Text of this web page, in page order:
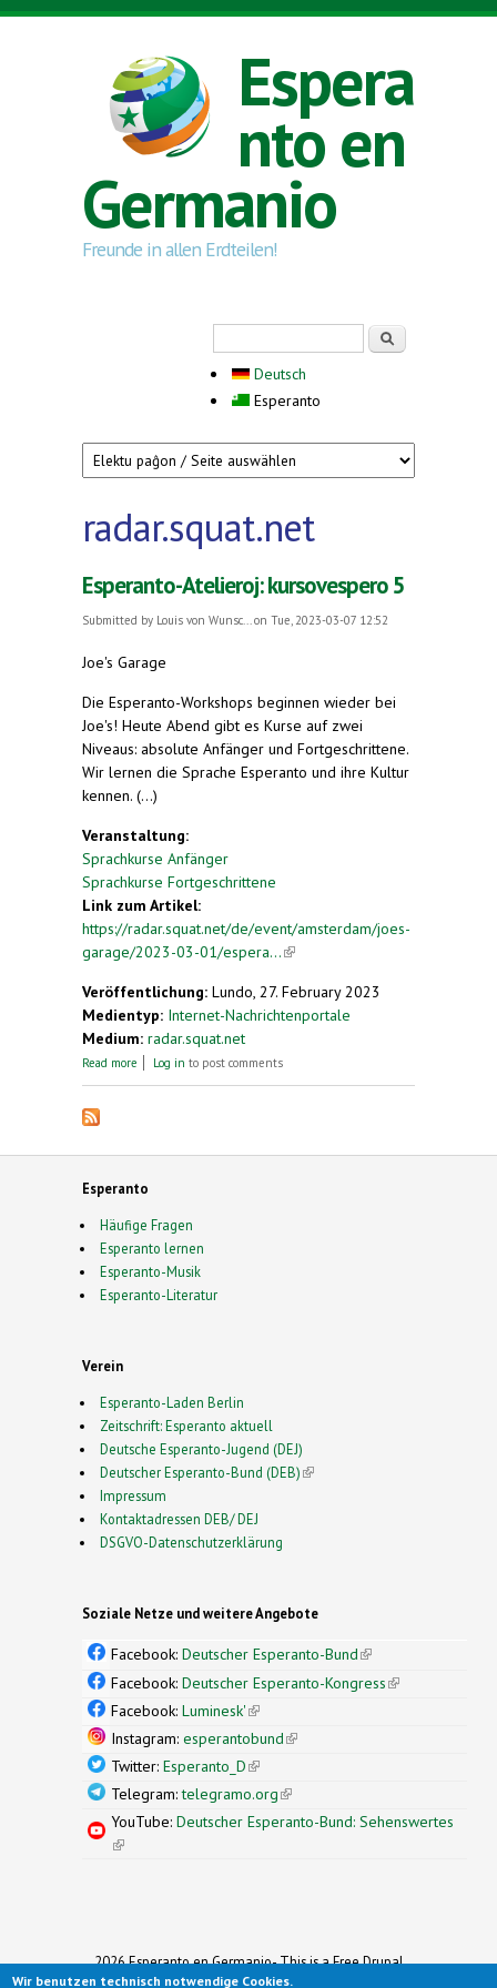
Skip to main content
Espera
nto en
Germanio
Freunde in allen Erdteilen!
Deutsch
Esperanto
radar.squat.net
Esperanto-Atelieroj: kursovespero 5
Submitted by Louis von Wunsc... on Tue, 2023-03-07 12:52
Joe's Garage
Die Esperanto-Workshops beginnen wieder bei
Joe's! Heute Abend gibt es Kurse auf zwei
Niveaus: absolute Anfänger und Fortgeschrittene.
Wir lernen die Sprache Esperanto und ihre Kultur
kennen. (...)
Veranstaltung:
Sprachkurse Anfänger
Sprachkurse Fortgeschrittene
Link zum Artikel:
https://radar.squat.net/de/event/amsterdam/joes-
garage/2023-03-01/espera...(link is external)
Veröffentlichung: Lundo, 27. February 2023
Medientyp: Internet-Nachrichtenportale
Medium: radar.squat.net
Read more about Esperanto-Atelieroj: kursovespero 5
Log in to post comments
Esperanto
Häufige Fragen
Esperanto lernen
Esperanto-Musik
Esperanto-Literatur
Verein
Esperanto-Laden Berlin
Zeitschrift: Esperanto aktuell
Deutsche Esperanto-Jugend (DEJ)
Deutscher Esperanto-Bund (DEB)(link is external)
Impressum
Kontaktadressen DEB/ DEJ
DSGVO-Datenschutzerklärung
Soziale Netze und weitere Angebote
Facebook: Deutscher Esperanto-Bund(link is
external)
Facebook: Deutscher Esperanto-Kongress(link is
Facebook: Luminesk'(link is external)
Instagram: esperantobund(link is external)
Twitter: Esperanto_D(link is external)
Telegram:telegramo.org(link is external)
YouTube: Deutscher Esperanto-Bund: Sehenswertes
(link is external)
2026 Esperanto en Germanio- This is a Free Drupal
Theme
Wir benutzen technisch notwendige Cookies.